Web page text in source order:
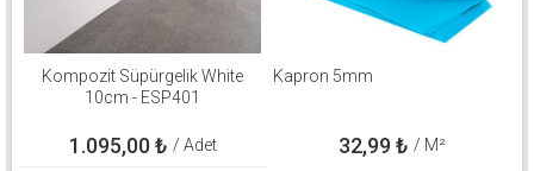
Kompozit Süpürgelik White
10cm - ESP401
1.095,00₺ / Adet
Kapron 5mm
32,99₺ / M²